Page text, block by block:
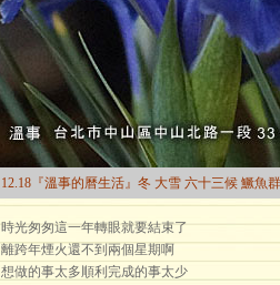
12.18『溫事的曆生活』冬 大雪 六十三候 鱖魚群
時光匆匆這一年轉眼就要結束了
離跨年煙火還不到兩個星期啊
想做的事太多順利完成的事太少